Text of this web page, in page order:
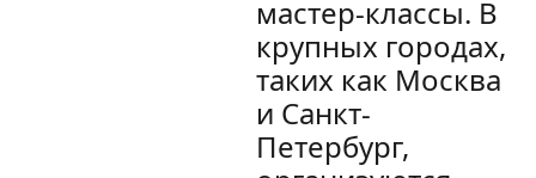
мастер-классы. В
крупных городах,
таких как Москва
и Санкт-
Петербург,